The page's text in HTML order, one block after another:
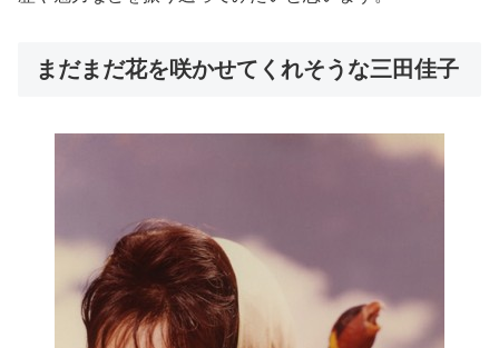
まだまだ花を咲かせてくれそうな三田佳子